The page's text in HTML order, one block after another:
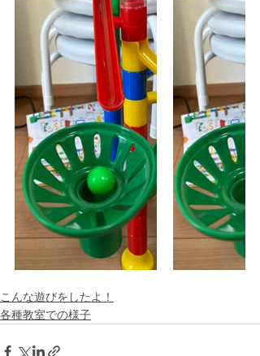
こんな遊びをしたよ！
各種教室での様子